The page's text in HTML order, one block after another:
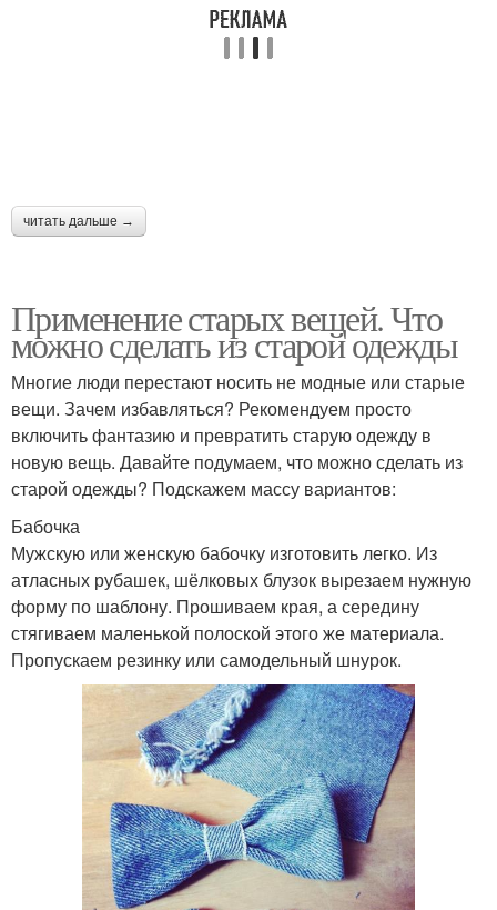
читать дальше →
Применение старых вещей. Что
можно сделать из старой одежды
Многие люди перестают носить не модные или старые
вещи. Зачем избавляться? Рекомендуем просто
включить фантазию и превратить старую одежду в
новую вещь. Давайте подумаем, что можно сделать из
старой одежды? Подскажем массу вариантов:
Бабочка
Мужскую или женскую бабочку изготовить легко. Из
атласных рубашек, шёлковых блузок вырезаем нужную
форму по шаблону. Прошиваем края, а середину
стягиваем маленькой полоской этого же материала.
Пропускаем резинку или самодельный шнурок.